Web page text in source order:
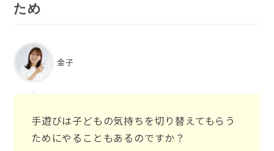
ため
金子
手遊びは子どもの気持ちを切り替えてもらう
ためにやることもあるのですか？